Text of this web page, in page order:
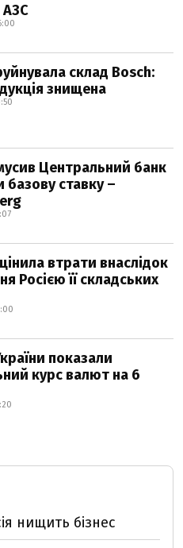
АЗС
склад Bosch:
знищена
Центральний банк
базову ставку –
втрати внаслідок
Росією її складських
показали
курс валют на 6
нищить бізнес